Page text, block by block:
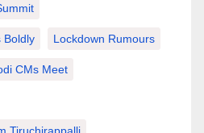
Boldly Lockdown Rumours
CMs Meet
Tiruchirappalli